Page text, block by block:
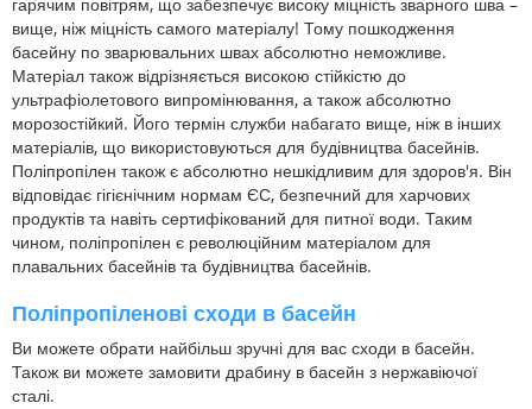
гарячим повітрям, що забезпечує високу міцність зварного шва –
вище, ніж міцність самого матеріалу! Тому пошкодження
басейну по зварювальних швах абсолютно неможливе.
Матеріал також відрізняється високою стійкістю до
ультрафіолетового випромінювання, а також абсолютно
морозостійкий. Його термін служби набагато вище, ніж в інших
матеріалів, що використовуються для будівництва басейнів.
Поліпропілен також є абсолютно нешкідливим для здоров'я. Він
відповідає гігієнічним нормам ЄС, безпечний для харчових
продуктів та навіть сертифікований для питної води. Таким
чином, поліпропілен є революційним матеріалом для
плавальних басейнів та будівництва басейнів.
Поліпропіленові сходи в басейн
Ви можете обрати найбільш зручні для вас сходи в басейн.
Також ви можете замовити драбину в басейн з нержавіючої
сталі.